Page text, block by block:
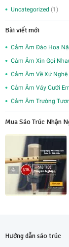
Uncategorized (1)
Bài viết mới
Cảm Âm Đào Hoa
Cảm Âm Xin Gọi
Cảm Âm Về Xứ
Cảm Âm Váy Cưới
Cảm Âm Trường
Mua Sáo Trúc Nhận
Hướng dẫn sáo trúc